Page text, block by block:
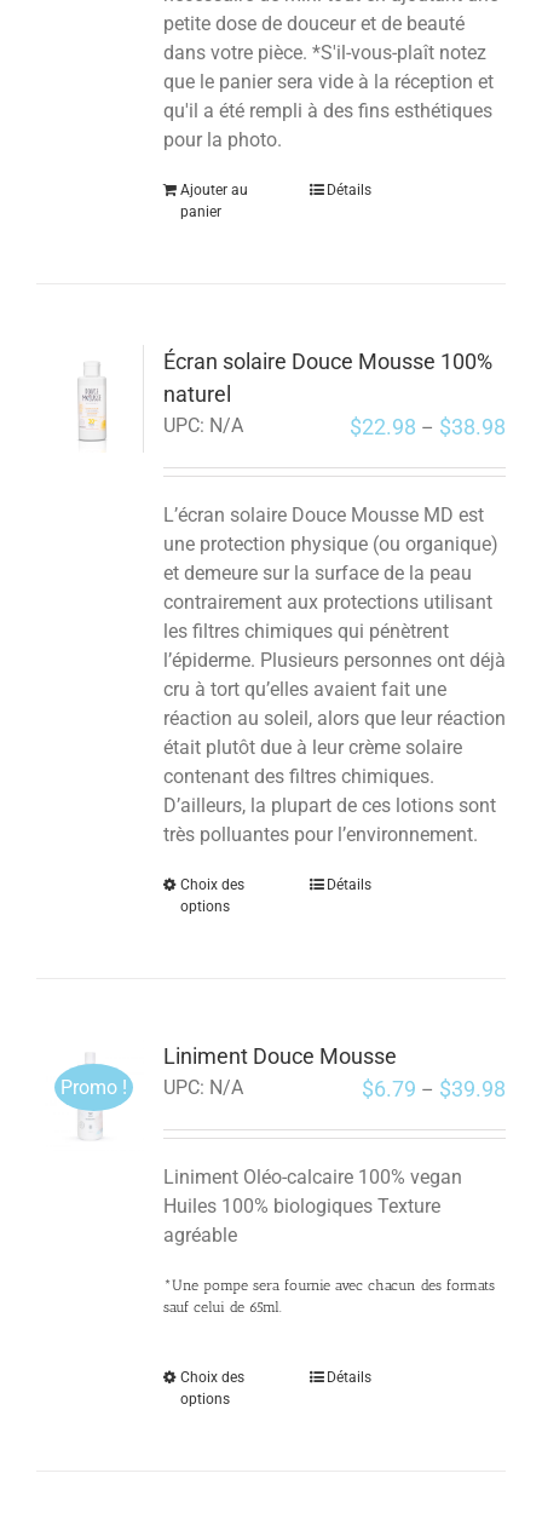
petite dose de douceur et de beauté
dans votre pièce. *S'il-vous-plaît notez
que le panier sera vide à la réception et
qu'il a été rempli à des fins esthétiques
pour la photo.
Ajouter au
panier
Détails
Écran solaire Douce Mousse 100%
naturel
UPC: N/A $22.98 – $38.98
L’écran solaire Douce Mousse MD est
une protection physique (ou organique)
et demeure sur la surface de la peau
contrairement aux protections utilisant
les filtres chimiques qui pénètrent
l’épiderme. Plusieurs personnes ont déjà
cru à tort qu’elles avaient fait une
réaction au soleil, alors que leur réaction
était plutôt due à leur crème solaire
contenant des filtres chimiques.
D’ailleurs, la plupart de ces lotions sont
très polluantes pour l’environnement.
Choix des
options
Détails
Promo !
Liniment Douce Mousse
UPC: N/A $6.79 – $39.98
Liniment Oléo-calcaire 100% vegan
Huiles 100% biologiques Texture
agréable
*Une pompe sera fournie avec chacun des formats
sauf celui de 65ml.
Choix des
options
Détails